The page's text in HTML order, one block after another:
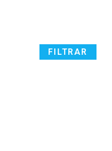
FILTRAR